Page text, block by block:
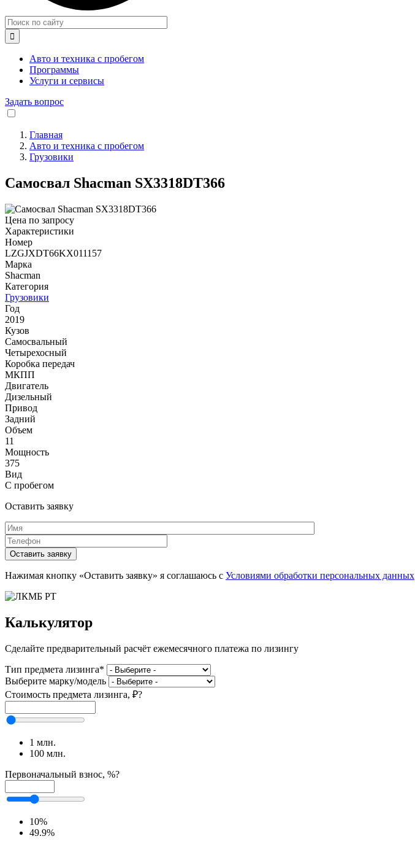

Авто и техника с пробегом
Программы
Услуги и сервисы
Задать вопрос
Строка
навигации
Главная
Авто и техника с пробегом
Грузовики
Самосвал Shacman SX3318DT366
Цена по запросу
Характеристики
Номер
LZGJXDT66KX011157
Марка
Shacman
Категория
Грузовики
Год
2019
Кузов
Самосвальный
Четырехосный
Коробка передач
МКПП
Двигатель
Дизельный
Привод
Задний
Объем
11
Мощность
375
Вид
С пробегом
Оставить заявку
Имя
Телефон
Оставить заявку
Нажимая кнопку «Оставить заявку» я соглашаюсь с Условиями обработки персональных данных
Калькулятор
Сделайте предварительный расчёт ежемесячного платежа по лизингу
Тип предмета лизинга*
Выберите марку/модель
Стоимость предмета лизинга, ₽?
предмета
лизинга,
1 млн.
100 млн.
Первоначальный взнос, %?
взнос,
10%
49.9%